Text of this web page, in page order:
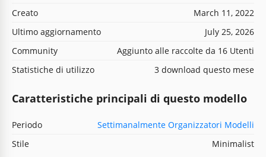
Creato
March 11, 2022
Ultimo aggiornamento
July 25, 2026
Community
Aggiunto alle raccolte da 16 Utenti
Statistiche di utilizzo
3 download questo mese
Caratteristiche principali di questo modello
Periodo
Settimanalmente Organizzatori Modelli
Stile
Minimalist